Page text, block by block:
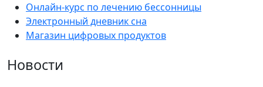
Онлайн-курс по лечению бессонницы
Электронный дневник сна
Магазин цифровых продуктов
Новости